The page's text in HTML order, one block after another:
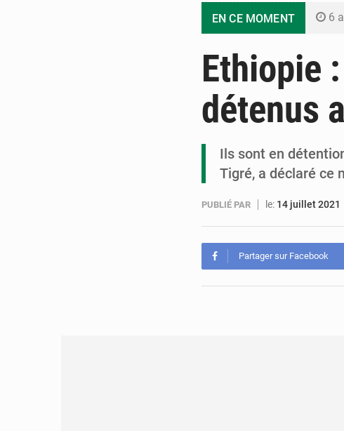
EN CE MOMENT 6
5
5
Ethiopie
détenus
Ils sont en
Tigré, a déclaré ce
PUBLIÉ PAR le: 14 juillet 2021
Partager sur Facebook